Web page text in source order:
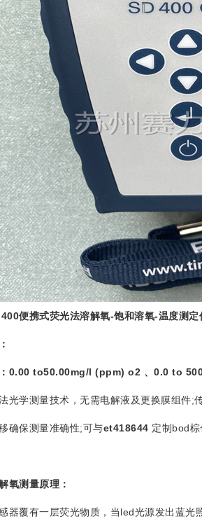
便携式荧光法溶解氧-饱和溶氧-温度测定
0.00 to50.00mg/l (ppm) o2 、 0.0 to
测量技术，无需电解液及更换膜组件;传
确保测量准确性;可与et418644 定制bod
氧测量原理：
有一层荧光物质，当led光源发出蓝光照